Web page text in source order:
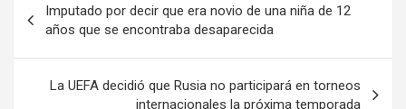
tir
de
entradas
Imputado por decir que era novio de una niña de 12
años que se encontraba desaparecida
La UEFA decidió que Rusia no participará en torneos
internacionales la próxima temporada